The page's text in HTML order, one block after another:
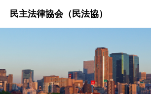
民法協とは